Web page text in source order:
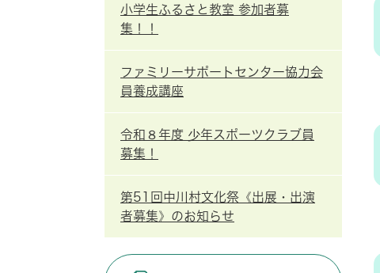
小学生ふるさと教室 参加者募
集！！
ファミリーサポートセンター協力会
員養成講座
令和８年度 少年スポーツクラブ員
募集！
第51回中川村文化祭《出展・出演
者募集》のお知らせ